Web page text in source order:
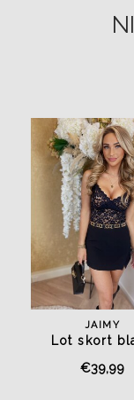
JAIMY
Lot skort
€39,99